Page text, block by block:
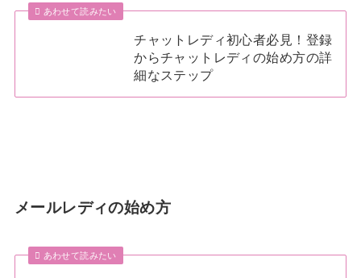
あわせて読みたい
チャットレディ初心者必見！登録
からチャットレディの始め方の詳
細なステップ
メールレディの始め方
あわせて読みたい